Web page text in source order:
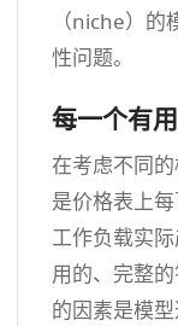
（niche）
性问题。
每一个有
在考虑不同
是价格表上
工作负载实
用的、完整
的因素是模